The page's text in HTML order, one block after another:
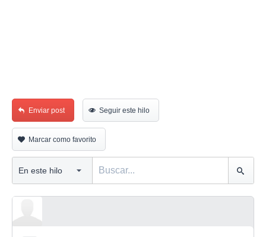
Enviar post Seguir este hilo
Marcar como favorito